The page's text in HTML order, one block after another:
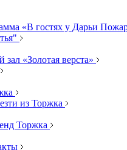
«В гостях у Дарьи
«Золотая верста»
из Торжка
Торжка